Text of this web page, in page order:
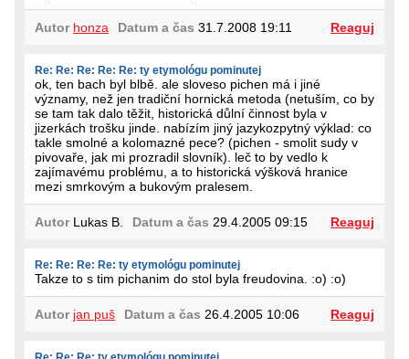
Autor honza Datum a čas 31.7.2008 19:11 Reaguj
Re: Re: Re: Re: Re: ty etymológu pominutej
ok, ten bach byl blbě. ale sloveso pichen má i jiné
významy, než jen tradiční hornická metoda (netuším, co by
se tam tak dalo těžit, historická důlní činnost byla v
jizerkách trošku jinde. nabízím jiný jazykozpytný výklad: co
takle smolné a kolomazné pece? (pichen - smolit sudy v
pivovaře, jak mi prozradil slovník). leč to by vedlo k
zajímavému problému, a to historická výšková hranice
mezi smrkovým a bukovým pralesem.
AutorLukas B. Datum a čas 29.4.2005 09:15 Reaguj
Re: Re: Re: Re: ty etymológu pominutej
Takze to s tim pichanim do stol byla freudovina. :o) :o)
Autor jan puš Datum a čas 26.4.2005 10:06 Reaguj